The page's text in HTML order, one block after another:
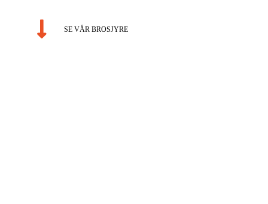
SE VÅR BROSJYRE